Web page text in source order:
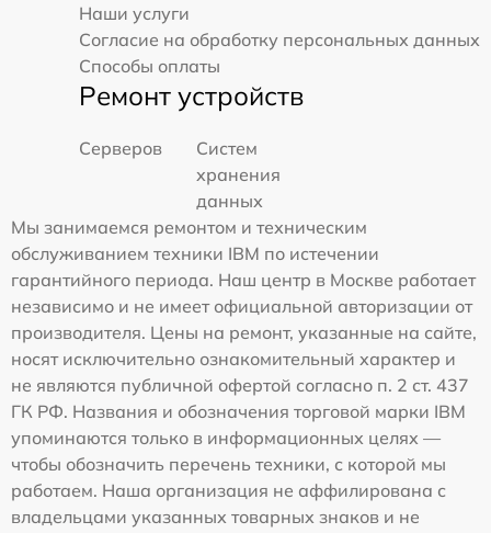
Наши услуги
Согласие на обработку персональных данных
Способы оплаты
Ремонт устройств
Серверов
Систем
хранения
данных
Мы занимаемся ремонтом и техническим
обслуживанием техники IBM по истечении
гарантийного периода. Наш центр в Москве работает
независимо и не имеет официальной авторизации от
производителя. Цены на ремонт, указанные на сайте,
носят исключительно ознакомительный характер и
не являются публичной офертой согласно п. 2 ст. 437
ГК РФ. Названия и обозначения торговой марки IBM
упоминаются только в информационных целях —
чтобы обозначить перечень техники, с которой мы
работаем. Наша организация не аффилирована с
владельцами указанных товарных знаков и не